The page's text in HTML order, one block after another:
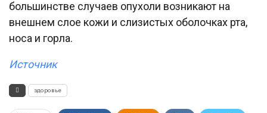
большинстве случаев опухоли возникают на
внешнем слое кожи и слизистых оболочках рта,
носа и горла.
Источник
здоровье